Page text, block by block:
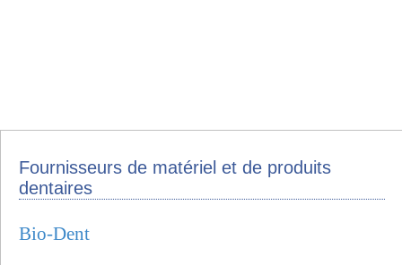
Fournisseurs de matériel et de produits
dentaires
Bio-Dent